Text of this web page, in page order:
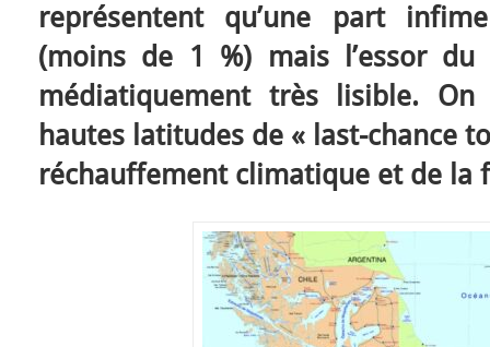
représentent qu’une part
(moins de 1 %) mais l’essor
médiatiquement très lisible.
hautes latitudes de « last-chance
réchauffement climatique et de la